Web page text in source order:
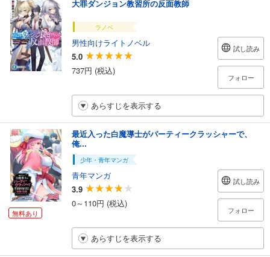
大罪ダンジョン教習所の反面教師
ラノベ
男性向けライトノベル
5.0
737円 (税込)
試し読み
フォロー
あらすじを表示する
無料あり
最近入った白魔導士がパーティークラッシャーで、
俺...
少年・青年マンガ
青年マンガ
3.9
0～110円 (税込)
試し読み
フォロー
あらすじを表示する